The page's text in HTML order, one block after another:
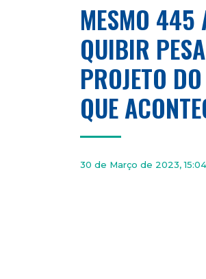
MESMO 445
QUIBIR
PROJETO
QUE
30 de Março de 2023, 15:04